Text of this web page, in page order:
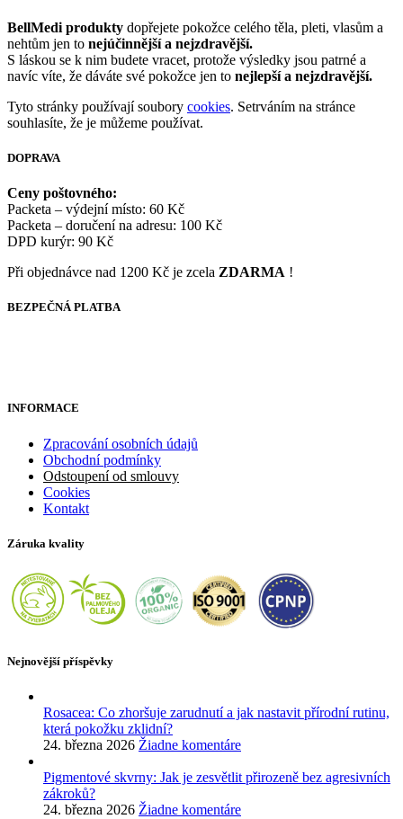
BellMedi produkty dopřejete pokožce celého těla, pleti, vlasům a
nehtům jen to nejúčinnější a nejzdravější.
S láskou se k nim budete vracet, protože výsledky jsou patrné a
navíc víte, že dáváte své pokožce jen to nejlepší a nejzdravější.
Tyto stránky používají soubory cookies. Setrváním na stránce
souhlasíte, že je můžeme používat.
DOPRAVA
Ceny poštovného:
Packeta – výdejní místo: 60 Kč
Packeta – doručení na adresu: 100 Kč
DPD kurýr: 90 Kč
Při objednávce nad 1200 Kč je zcela ZDARMA !
BEZPEČNÁ PLATBA
INFORMACE
Zpracování osobních údajů
Obchodní podmínky
Odstoupení od smlouvy
Cookies
Kontakt
Záruka kvality
Nejnovější příspěvky
Rosacea: Co zhoršuje zarudnutí a jak nastavit přírodní rutinu,
která pokožku zklidní?
24. března 2026 Žiadne komentáre
Pigmentové skvrny: Jak je zesvětlit přirozeně bez agresivních
zákroků?
24. března 2026 Žiadne komentáre